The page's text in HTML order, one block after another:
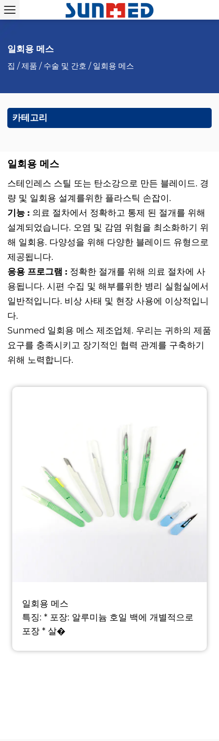
일회용 메스
집 /제품 / 수술 및 간호 / 일회용 메스
카테고리
일회용 메스
스테인레스 스틸 또는 탄소강으로 만든 블레이드. 경
량 및 일회용 설계를위한 플라스틱 손잡이.
기능 : 의료 절차에서 정확하고 통제 된 절개를 위해
설계되었습니다. 오염 및 감염 위험을 최소화하기 위
해 일회용. 다양성을 위해 다양한 블레이드 유형으로
제공됩니다.
응용 프로그램 : 정확한 절개를 위해 의료 절차에 사
용됩니다. 시편 수집 및 해부를위한 병리 실험실에서
일반적입니다. 비상 사태 및 현장 사용에 이상적입니
다.
Sunmed 일회용 메스 제조업체. 우리는 귀하의 제품
요구를 충족시키고 장기적인 협력 관계를 구축하기
위해 노력합니다.
일회용 메스
특징: * 포장: 알루미늄 호일 백에 개별적으로
포장 * 살�